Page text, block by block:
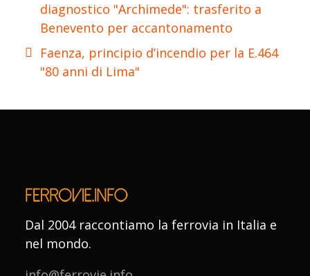
diagnostico "Archimede": trasferito a
Benevento per accantonamento
Faenza, principio d’incendio per la E.464
"80 anni di Lima"
Dal 2004 raccontiamo la ferrovia in Italia e
nel mondo.